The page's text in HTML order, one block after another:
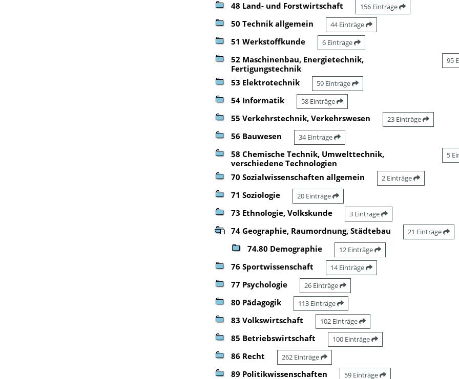
48 Land- und Forstwirtschaft 156 Einträge
50 Technik allgemein 44 Einträge
51 Werkstoffkunde 6 Einträge
52 Maschinenbau, Energietechnik,
Fertigungstechnik
95
53 Elektrotechnik 59 Einträge
54 Informatik 58 Einträge
55 Verkehrstechnik, Verkehrswesen 23 Einträge
56 Bauwesen 34 Einträge
58 Chemische Technik, Umwelttechnik,
verschiedene Technologien
5
70 Sozialwissenschaften allgemein 2 Einträge
71 Soziologie 20 Einträge
73 Ethnologie, Volkskunde 3 Einträge
74 Geographie, Raumordnung, Städtebau 21 Einträge
74.80 Demographie 12 Einträge
76 Sportwissenschaft 14 Einträge
77 Psychologie 26 Einträge
80 Pädagogik 113 Einträge
83 Volkswirtschaft 102 Einträge
85 Betriebswirtschaft 100 Einträge
86 Recht 262 Einträge
89 Politikwissenschaften 59 Einträge